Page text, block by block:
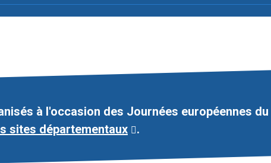
à l'occasion des Journées européennes
sites départementaux .